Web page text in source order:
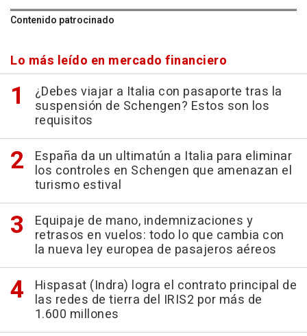
Contenido patrocinado
Lo más leído en mercado financiero
¿Debes viajar a Italia con pasaporte tras la
suspensión de Schengen? Estos son los
requisitos
España da un ultimatún a Italia para eliminar
los controles en Schengen que amenazan el
turismo estival
Equipaje de mano, indemnizaciones y
retrasos en vuelos: todo lo que cambia con
la nueva ley europea de pasajeros aéreos
Hispasat (Indra) logra el contrato principal de
las redes de tierra del IRIS2 por más de
1.600 millones